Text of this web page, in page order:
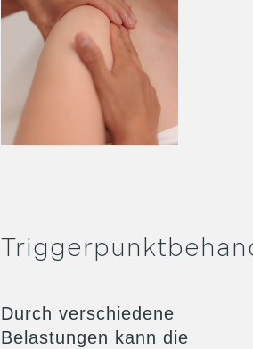
Durch verschiedene
Belastungen kann die